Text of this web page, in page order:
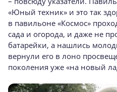
«Юный техник» и это так
в павильоне «Космос»
сада и огорода, и даже не
батарейки, а нашлись
вернули его в лоно
поколения уже «на новый